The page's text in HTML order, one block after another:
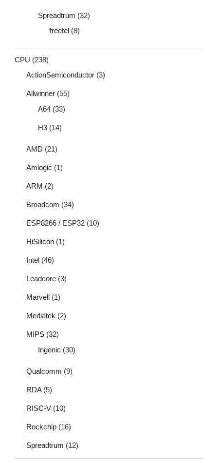
Spreadtrum (32)
freetel (8)
CPU (238)
ActionSemiconductor (3)
Allwinner (55)
A64 (33)
H3 (14)
AMD (21)
Amlogic (1)
ARM (2)
Broadcom (34)
ESP8266 / ESP32 (10)
HiSilicon (1)
Intel (46)
Leadcore (3)
Marvell (1)
Mediatek (2)
MIPS (32)
Ingenic (30)
Qualcomm (9)
RDA(5)
RISC-V (10)
Rockchip (16)
Spreadtrum (12)